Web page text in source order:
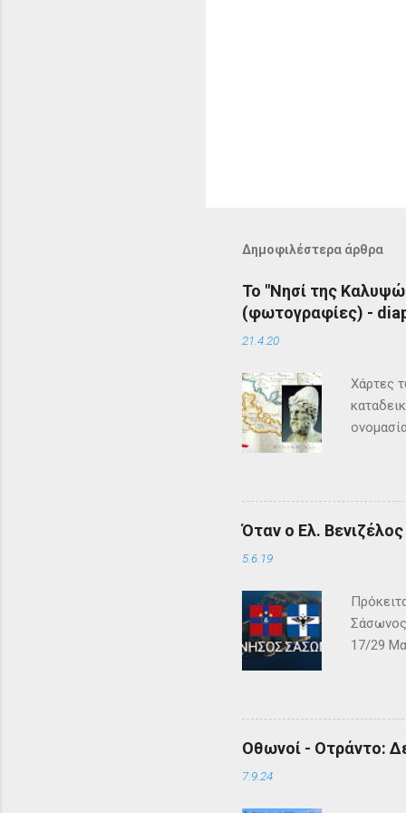
Δημοφιλέστερα άρθρα
Το "Νησί της
(φωτογραφίες) -
21.4.20
Χάρτες
Όμηρος
Όταν ο Ελ.
5.6.19
17/29
γνωστή
Οθωνοί - Οτράντο:
7.9.24